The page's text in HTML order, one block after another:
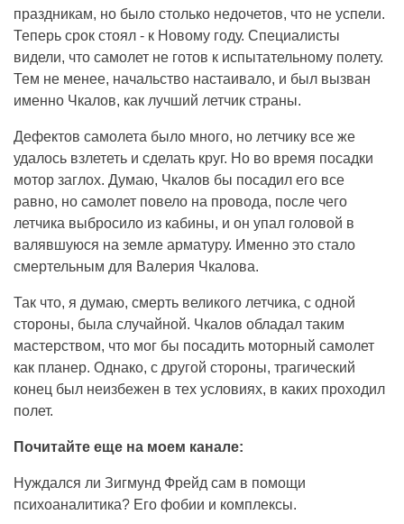
праздникам, но было столько недочетов, что не успели.
Теперь срок стоял - к Новому году. Специалисты
видели, что самолет не готов к испытательному полету.
Тем не менее, начальство настаивало, и был вызван
именно Чкалов, как лучший летчик страны.
Дефектов самолета было много, но летчику все же
удалось взлететь и сделать круг. Но во время посадки
мотор заглох. Думаю, Чкалов бы посадил его все
равно, но самолет повело на провода, после чего
летчика выбросило из кабины, и он упал головой в
валявшуюся на земле арматуру. Именно это стало
смертельным для Валерия Чкалова.
Так что, я думаю, смерть великого летчика, с одной
стороны, была случайной. Чкалов обладал таким
мастерством, что мог бы посадить моторный самолет
как планер. Однако, с другой стороны, трагический
конец был неизбежен в тех условиях, в каких проходил
полет.
Почитайте еще на моем канале:
Нуждался ли Зигмунд Фрейд сам в помощи
психоаналитика? Его фобии и комплексы.